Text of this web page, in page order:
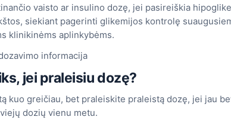
vaisto ar insulino dozę, jei pasireiškia
siekiant pagerinti glikemijos kontrolę
klinikinėms aplinkybėms.
informacija
jei praleisiu dozę?
kuo greičiau, bet praleiskite praleistą dozę, jei jau
dozių vienu metu.